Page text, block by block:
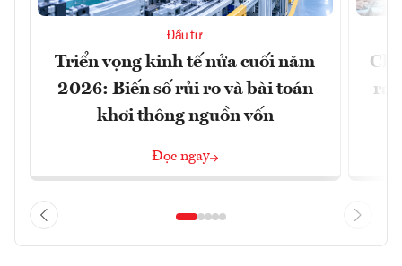
Đầu tư
Triển vọng kinh tế nửa cuối năm
2026: Biến số rủi ro và bài toán
khơi thông nguồn vốn
Đọc ngay
ra